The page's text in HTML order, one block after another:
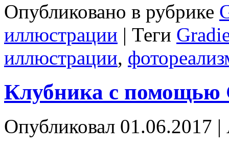
Опубликовано в рубрике
иллюстрации | Теги
иллюстрации,
Клубника с помощью
Опубликовал 01.06.2017 |